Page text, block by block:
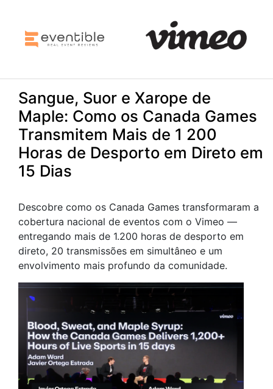
Sangue, Suor e Xarope de
Maple: Como os Canada Games
Transmitem Mais de 1 200
Horas de Desporto em Direto em
15 Dias
Descobre como os Canada Games transformaram a
cobertura nacional de eventos com o Vimeo —
entregando mais de 1.200 horas de desporto em
direto, 20 transmissões em simultâneo e um
envolvimento mais profundo da comunidade.